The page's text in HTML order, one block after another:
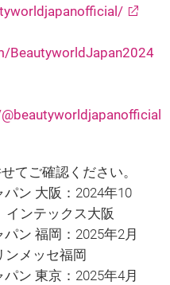
BeautyworldJapan2024
てご確認ください。
ン 大阪：2024年10
インテックス大阪
ン 福岡：2025年2月
ンメッセ福岡
ン 東京：2025年4月